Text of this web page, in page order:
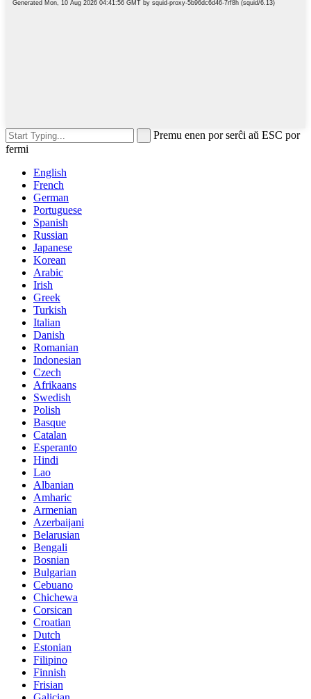
Premu enen por serĉi aŭ ESC por
fermi
English
French
German
Portuguese
Spanish
Russian
Japanese
Korean
Arabic
Irish
Greek
Turkish
Italian
Danish
Romanian
Indonesian
Czech
Afrikaans
Swedish
Polish
Basque
Catalan
Esperanto
Hindi
Lao
Albanian
Amharic
Armenian
Azerbaijani
Belarusian
Bengali
Bosnian
Bulgarian
Cebuano
Chichewa
Corsican
Croatian
Dutch
Estonian
Filipino
Finnish
Frisian